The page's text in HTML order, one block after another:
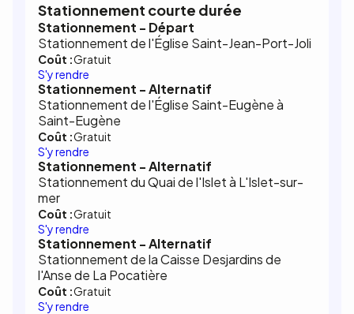
Stationnement courte durée
Stationnement - Départ
Stationnement de l'Église Saint-Jean-Port-Joli
Coût :Gratuit
S'y rendre
Stationnement - Alternatif
Stationnement de l'Église Saint-Eugène à
Saint-Eugène
Coût :Gratuit
S'y rendre
Stationnement - Alternatif
Stationnement du Quai de l'Islet à L'Islet-sur-
mer
Coût :Gratuit
S'y rendre
Stationnement - Alternatif
Stationnement de la Caisse Desjardins de
l'Anse de La Pocatière
Coût :Gratuit
S'y rendre